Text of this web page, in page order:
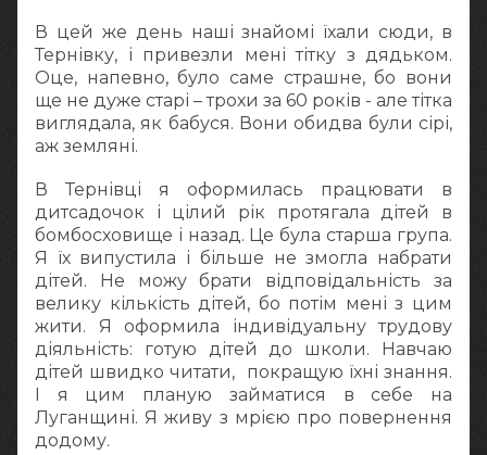
В цей же день наші знайомі їхали сюди, в
Тернівку, і привезли мені тітку з дядьком.
Оце, напевно, було саме страшне, бо вони
ще не дуже старі – трохи за 60 років - але тітка
виглядала, як бабуся. Вони обидва були сірі,
аж земляні.
В Тернівці я оформилась працювати в
дитсадочок і цілий рік протягала дітей в
бомбосховище і назад. Це була старша група.
Я їх випустила і більше не змогла набрати
дітей. Не можу брати відповідальність за
велику кількість дітей, бо потім мені з цим
жити. Я оформила індивідуальну трудову
діяльність: готую дітей до школи. Навчаю
дітей швидко читати, покращую їхні знання.
І я цим планую займатися в себе на
Луганщині. Я живу з мрією про повернення
додому.